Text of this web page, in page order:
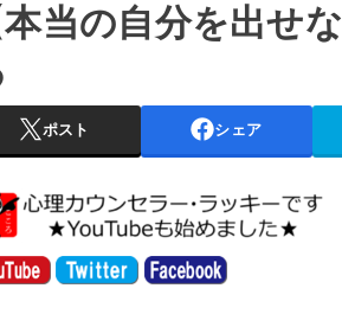
本当の自分を出せ
ポスト シェア